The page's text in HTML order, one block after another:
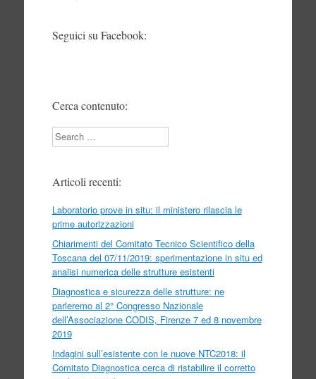
Seguici su Facebook:
Cerca contenuto:
Search
Articoli recenti:
Laboratorio prove in situ: il ministero rilascia le
prime autorizzazioni
Chiarimenti del Comitato Tecnico Scientifico della
Toscana del 07/11/2019: sperimentazione in situ ed
analisi numerica delle strutture esistenti
Diagnostica e sicurezza delle strutture: ne
parleremo al 2° Congresso Nazionale
dell’Associazione CODIS, Firenze 7 ed 8 novembre
2019
Indagini sull’esistente con le nuove NTC2018: il
Comitato Diagnostica cerca di ristabilire il corretto